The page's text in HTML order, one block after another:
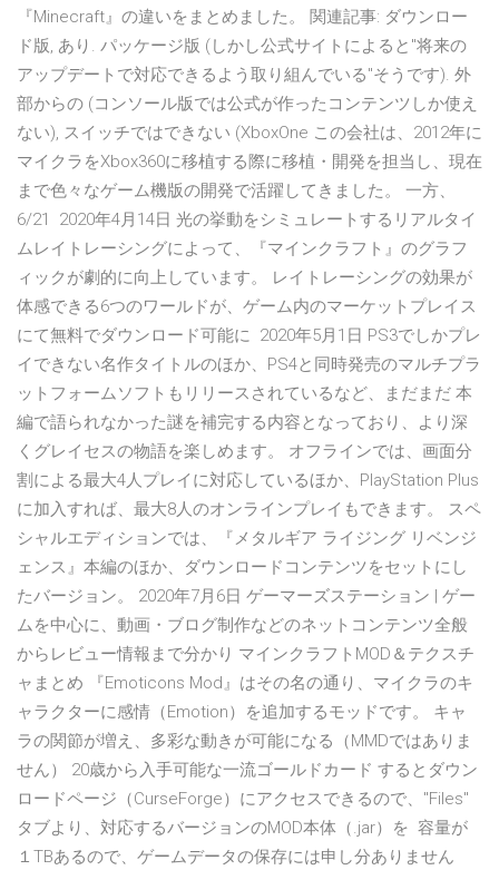
『Minecraft』の違いをまとめました。 関連記事: ダウンロー
ド版, あり. パッケージ版 (しかし公式サイトによると"将来の
アップデートで対応できるよう取り組んでいる"そうです). 外
部からの (コンソール版では公式が作ったコンテンツしか使え
ない), スイッチではできない (XboxOne この会社は、2012年に
マイクラをXbox360に移植する際に移植・開発を担当し、現在
まで色々なゲーム機版の開発で活躍してきました。 一方、
6/21 2020年4月14日 光の挙動をシミュレートするリアルタイ
ムレイトレーシングによって、『マインクラフト』のグラフ
ィックが劇的に向上しています。 レイトレーシングの効果が
体感できる6つのワールドが、ゲーム内のマーケットプレイス
にて無料でダウンロード可能に 2020年5月1日 PS3でしかプレ
イできない名作タイトルのほか、PS4と同時発売のマルチプラ
ットフォームソフトもリリースされているなど、まだまだ 本
編で語られなかった謎を補完する内容となっており、より深
くグレイセスの物語を楽しめます。 オフラインでは、画面分
割による最大4人プレイに対応しているほか、PlayStation Plus
に加入すれば、最大8人のオンラインプレイもできます。 スペ
シャルエディションでは、『メタルギア ライジング リベンジ
ェンス』本編のほか、ダウンロードコンテンツをセットにし
たバージョン。 2020年7月6日 ゲーマーズステーション | ゲー
ムを中心に、動画・ブログ制作などのネットコンテンツ全般
からレビュー情報まで分かり マインクラフトMOD＆テクスチ
ャまとめ 『Emoticons Mod』はその名の通り、マイクラのキ
ャラクターに感情（Emotion）を追加するモッドです。 キャ
ラの関節が増え、多彩な動きが可能になる（MMDではありま
せん） 20歳から入手可能な一流ゴールドカード するとダウン
ロードページ（CurseForge）にアクセスできるので、"Files"
タブより、対応するバージョンのMOD本体（.jar）を 容量が
１TBあるので、ゲームデータの保存には申し分ありません